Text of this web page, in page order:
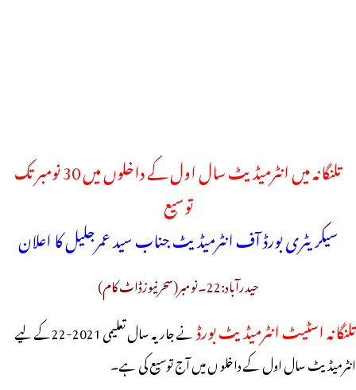
تلنگانہ میں انٹرمیڈیٹ سال اول کے داخلوں میں 30 نومبر تک
توسیع
سیکریٹری بورڈ آف انٹرمیڈیٹ جناب سید عمرجلیل کا اعلان
حیدرآباد:22۔نومبر(سحرنیوزڈاٹ کام)
تلنگانہ اسٹیٹ انٹرمیڈیٹ بورڈ
نے جاریہ سال تعلیمی 2021-22کے لیے
انٹرمیڈیٹ سال اول کے داخلو ں میں آج توسیع کی ہے۔